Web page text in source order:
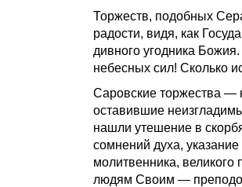
Торжеств, подобных
радости, видя, как
дивного угодника
небесных сил! Сколько
Саровские торжества —
оставившие
нашли утешение в
сомнений духа, указание
молитвенника, великого
людям Своим —